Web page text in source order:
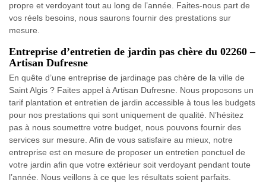
propre et verdoyant tout au long de l’année. Faites-nous part de
vos réels besoins, nous saurons fournir des prestations sur
mesure.
Entreprise d’entretien de jardin pas chère du 02260 –
Artisan Dufresne
En quête d’une entreprise de jardinage pas chère de la ville de
Saint Algis ? Faites appel à Artisan Dufresne. Nous proposons un
tarif plantation et entretien de jardin accessible à tous les budgets
pour nos prestations qui sont uniquement de qualité. N’hésitez
pas à nous soumettre votre budget, nous pouvons fournir des
services sur mesure. Afin de vous satisfaire au mieux, notre
entreprise est en mesure de proposer un entretien ponctuel de
votre jardin afin que votre extérieur soit verdoyant pendant toute
l’année. Nous veillons à ce que les résultats soient parfaits.